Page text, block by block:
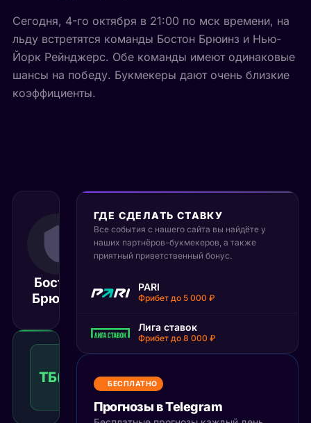
Сегодня, 4-го октября в 21:00 по мск времени, на
льду встретятся команды Бостон Брюинз и Нью-
Йорк Рейнджерс. Обе команды имеют одинаковые
шансы на победу. Букмекеры дают очень близкие
коэффициенты.
Бостон
Брюинз
4 октября 2025
21:00
МСК
Матч завершён
ТБ(4.5)
Тотал
4.5
Рекомендуемая
ставка
КФ1.41
ГДЕ СДЕЛАТЬ СТАВКУ
Все события с нашего сайта вы найдёте у
наших партнёров-букмекеров, а также
приятный приветственный бонус.
PARI
Фрибет до 5 000 ₽
Лига ставок
Фрибет до 8 000 ₽
БЕСПЛАТНО
Прогнозы в Telegram